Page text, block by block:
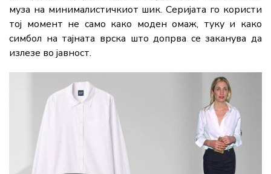
муза на минималистичкиот шик. Серијата го користи
тој момент не само како моден омаж, туку и како
симбол на тајната врска што допрва се заканува да
излезе во јавност.